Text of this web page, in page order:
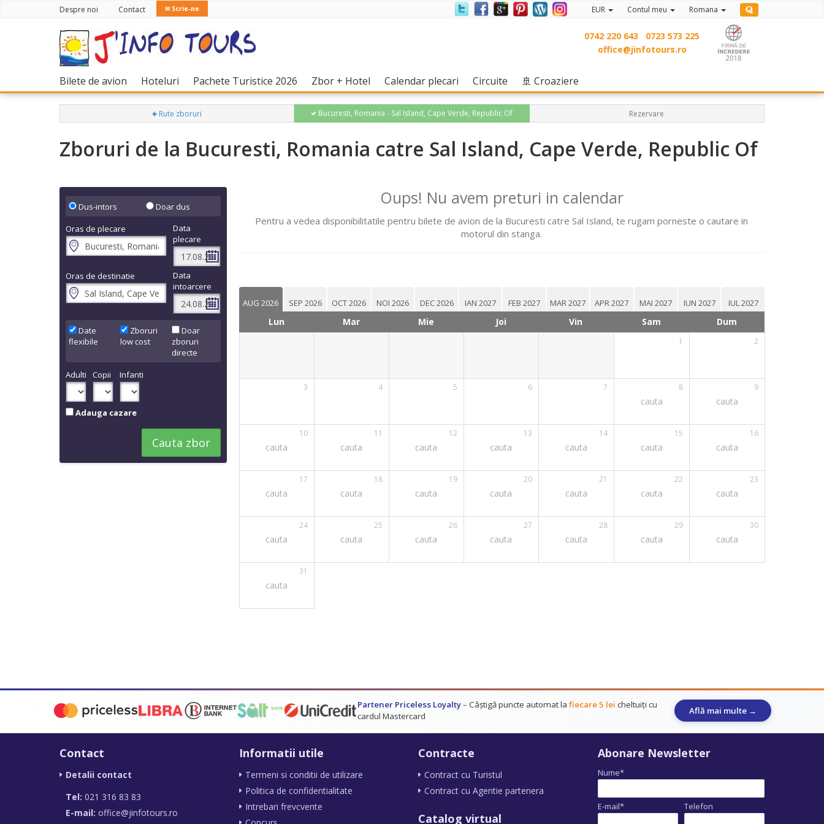
0742 220 643
0723 573 225
office@jinfotours.ro
Bilete de avion (current)
Hoteluri (current)
Pachete Turistice 2026 (current)
Zbor + Hotel (current)
Calendar plecari (current)
Circuite (current)
🚢 Croaziere
Despre noi Contact ✉ Scrie-ne EUR Contul meu Romana
Rute zboruri Bucuresti, Romania - Sal Island, Cape Verde, Republic Of Rezervare
Zboruri de la Bucuresti, Romania catre Sal Island, Cape Verde, Republic Of
Dus-intors
Doar dus
Oras de plecare
Data
plecare
Oras de destinatie
Data
intoarcere
Date
flexibile
Zboruri
low cost
Doar
zboruri
directe
Adulti
Copii Infanti
Adauga cazare
Cauta zbor
Oups! Nu avem preturi in calendar
Pentru a vedea disponibilitatile pentru bilete de avion de la Bucuresti catre Sal Island, te rugam porneste o cautare in
motorul din stanga.
AUG 2026 SEP 2026 OCT 2026 NOI 2026 DEC 2026 IAN 2027 FEB 2027 MAR 2027 APR 2027 MAI 2027 IUN 2027 IUL 2027
Lun Mar Mie Joi Vin Sam Dum
1 2
3 4 5 6 7 8
cauta
9
cauta
10
cauta
11
cauta
12
cauta
13
cauta
14
cauta
15
cauta
16
cauta
17
cauta
18
cauta
19
cauta
20
cauta
21
cauta
22
cauta
23
cauta
24
cauta
25
cauta
26
cauta
27
cauta
28
cauta
29
cauta
30
cauta
31
cauta
Partener Priceless Loyalty– Câștigă puncte automat la fiecare 5 lei cheltuiți cu
cardul Mastercard
Află mai multe →
Contact
Detalii contact
Tel: 021 316 83 83
E-mail: office@jinfotours.ro
Informatii utile
Termeni si conditii de utilizare
Politica de confidentialitate
Intrebari frevcvente
Contracte
Contract cu Turistul
Contract cu Agentie partenera
Catalog virtual
Abonare Newsletter
Nume*
E-mail* Telefon